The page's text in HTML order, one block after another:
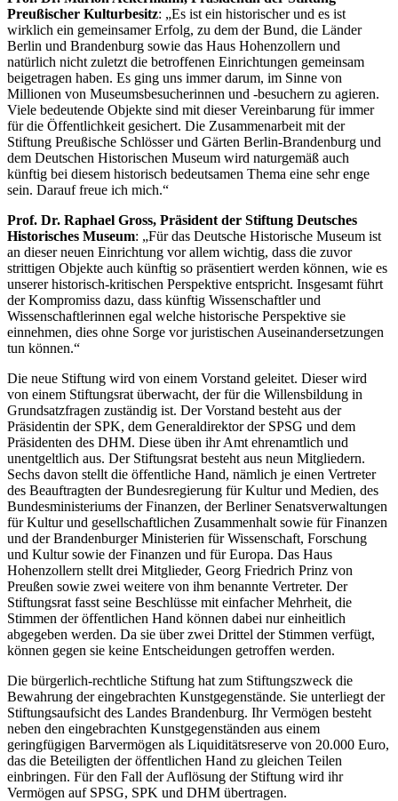
Preußischer Kulturbesitz: „Es ist ein historischer und es ist
wirklich ein gemeinsamer Erfolg, zu dem der Bund, die Länder
Berlin und Brandenburg sowie das Haus Hohenzollern und
natürlich nicht zuletzt die betroffenen Einrichtungen gemeinsam
beigetragen haben. Es ging uns immer darum, im Sinne von
Millionen von Museumsbesucherinnen und -besuchern zu agieren.
Viele bedeutende Objekte sind mit dieser Vereinbarung für immer
für die Öffentlichkeit gesichert. Die Zusammenarbeit mit der
Stiftung Preußische Schlösser und Gärten Berlin-Brandenburg und
dem Deutschen Historischen Museum wird naturgemäß auch
künftig bei diesem historisch bedeutsamen Thema eine sehr enge
sein. Darauf freue ich mich.“
Prof. Dr. Raphael Gross, Präsident der Stiftung Deutsches
Historisches Museum: „Für das Deutsche Historische Museum ist
an dieser neuen Einrichtung vor allem wichtig, dass die zuvor
strittigen Objekte auch künftig so präsentiert werden können, wie es
unserer historisch-kritischen Perspektive entspricht. Insgesamt führt
der Kompromiss dazu, dass künftig Wissenschaftler und
Wissenschaftlerinnen egal welche historische Perspektive sie
einnehmen, dies ohne Sorge vor juristischen Auseinandersetzungen
tun können.“
Die neue Stiftung wird von einem Vorstand geleitet. Dieser wird
von einem Stiftungsrat überwacht, der für die Willensbildung in
Grundsatzfragen zuständig ist. Der Vorstand besteht aus der
Präsidentin der SPK, dem Generaldirektor der SPSG und dem
Präsidenten des DHM. Diese üben ihr Amt ehrenamtlich und
unentgeltlich aus. Der Stiftungsrat besteht aus neun Mitgliedern.
Sechs davon stellt die öffentliche Hand, nämlich je einen Vertreter
des Beauftragten der Bundesregierung für Kultur und Medien, des
Bundesministeriums der Finanzen, der Berliner Senatsverwaltungen
für Kultur und gesellschaftlichen Zusammenhalt sowie für Finanzen
und der Brandenburger Ministerien für Wissenschaft, Forschung
und Kultur sowie der Finanzen und für Europa. Das Haus
Hohenzollern stellt drei Mitglieder, Georg Friedrich Prinz von
Preußen sowie zwei weitere von ihm benannte Vertreter. Der
Stiftungsrat fasst seine Beschlüsse mit einfacher Mehrheit, die
Stimmen der öffentlichen Hand können dabei nur einheitlich
abgegeben werden. Da sie über zwei Drittel der Stimmen verfügt,
können gegen sie keine Entscheidungen getroffen werden.
Die bürgerlich-rechtliche Stiftung hat zum Stiftungszweck die
Bewahrung der eingebrachten Kunstgegenstände. Sie unterliegt der
Stiftungsaufsicht des Landes Brandenburg. Ihr Vermögen besteht
neben den eingebrachten Kunstgegenständen aus einem
geringfügigen Barvermögen als Liquiditätsreserve von 20.000 Euro,
das die Beteiligten der öffentlichen Hand zu gleichen Teilen
einbringen. Für den Fall der Auflösung der Stiftung wird ihr
Vermögen auf SPSG, SPK und DHM übertragen.